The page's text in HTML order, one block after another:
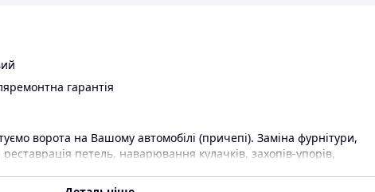
гарантія
ворота на Вашому автомобілі (причепі). Заміна фурнітури,
петель, наварювання кулачків, захопів-упорів,
і комплектацій. Різні матеріали. Величезний досвід. Максимально